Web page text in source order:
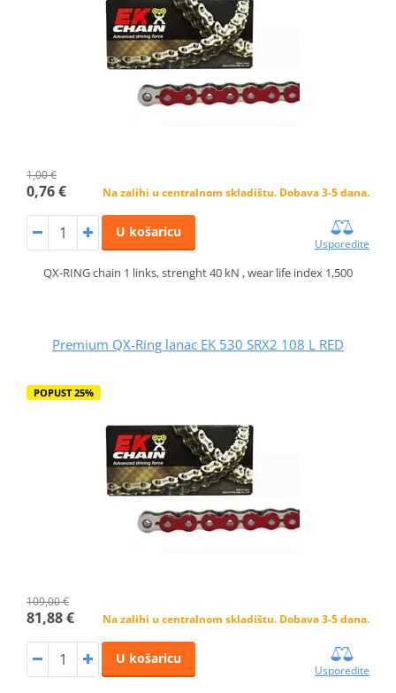
1,00 €
0,76 € Na zalihi u centralnom skladištu. Dobava 3-5 dana.
U košaricu
Usporedite
QX-RING chain 1 links, strenght 40 kN , wear life index 1,500
Premium QX-Ring lanac EK 530 SRX2 108 L RED
POPUST 25%
109,00 €
81,88 € Na zalihi u centralnom skladištu. Dobava 3-5 dana.
U košaricu
Usporedite